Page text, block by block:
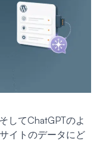
してChatGPTのよ
イトのデータにど